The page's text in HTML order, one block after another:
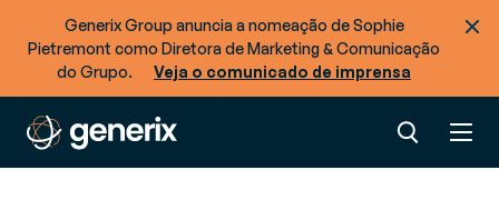
Generix Group anuncia a nomeação de Sophie
Pietremont como Diretora de Marketing & Comunicação
do Grupo.
Veja o comunicado de imprensa
Procurar mais recursos
Pronto para otimizar o fluxo de mercadorias +
dados em sua cadeia de suprimentos?